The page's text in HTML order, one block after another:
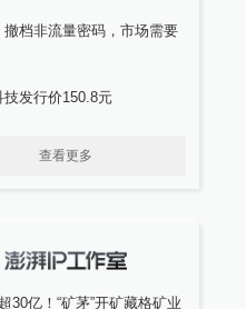
撤档非流量密码，市场需要
技发行价150.8元
查看更多
30亿！“矿茅”开矿藏格矿业